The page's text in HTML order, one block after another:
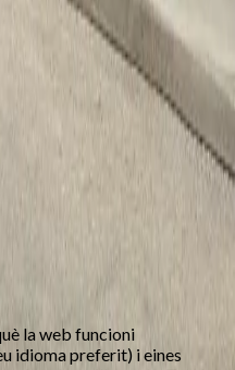
– 21:00
la web funcioni
idioma preferit) i eines